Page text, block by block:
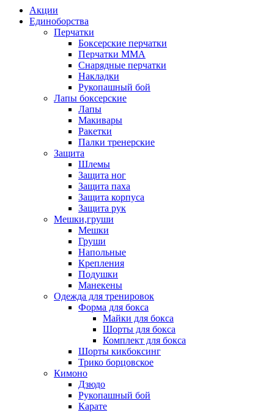
Акции
Единоборства
Перчатки
Боксерские перчатки
Перчатки ММА
Снарядные перчатки
Накладки
Рукопашный бой
Лапы боксерские
Лапы
Макивары
Ракетки
Палки тренерские
Защита
Шлемы
Защита ног
Защита паха
Защита корпуса
Защита рук
Мешки,груши
Мешки
Груши
Напольные
Крепления
Подушки
Манекены
Одежда для тренировок
Форма для бокса
Майки для бокса
Шорты для бокса
Комплект для бокса
Шорты кикбоксинг
Трико борцовское
Кимоно
Дзюдо
Рукопашный бой
Карате